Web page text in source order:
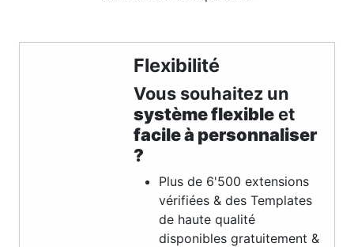
Flexibilité
Vous souhaitez un
système flexibleet
facile à personnaliser
?
Plus de 6'500 extensions
vérifiées & des Templates
de haute qualité
disponibles gratuitement &